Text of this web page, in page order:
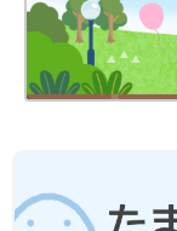
室内遊びをすると
しょう。あやすと
マ・パパもやりが
初回公開日 2020/